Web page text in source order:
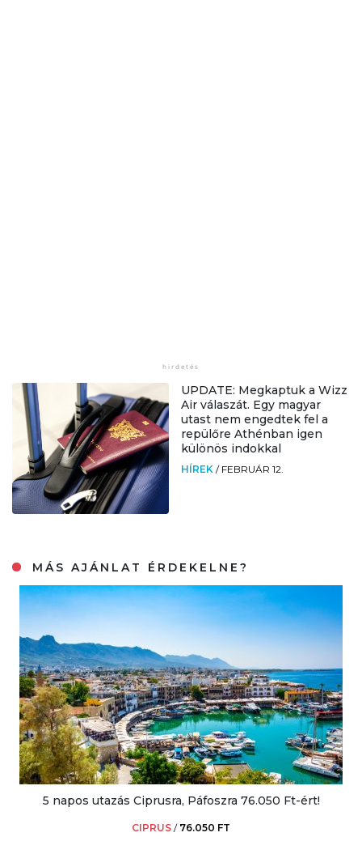
UPDATE: Megkaptuk a Wizz
Air válaszát. Egy magyar
utast nem engedtek fel a
repülőre Athénban igen
különös indokkal
HÍREK / FEBRUÁR 12.
MÁS AJÁNLAT ÉRDEKELNE?
5 napos utazás Ciprusra, Páfoszra 76.050 Ft-ért!
CIPRUS / 76.050 FT